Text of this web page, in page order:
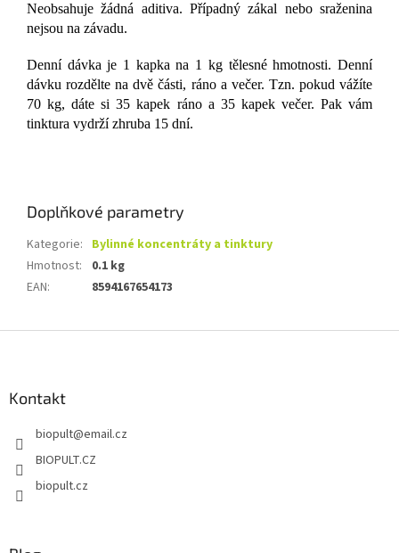
Neobsahuje žádná aditiva. Případný zákal nebo sraženina
nejsou na závadu.
Denní dávka je 1 kapka na 1 kg tělesné hmotnosti. Denní
dávku rozdělte na dvě části, ráno a večer. Tzn. pokud vážíte
70 kg, dáte si 35 kapek ráno a 35 kapek večer. Pak vám
tinktura vydrží zhruba 15 dní.
Doplňkové parametry
Kategorie: Bylinné koncentráty a tinktury
Hmotnost:
0.1 kg
EAN: 8594167654173
Kontakt
biopult@email.cz
BIOPULT.CZ
biopult.cz